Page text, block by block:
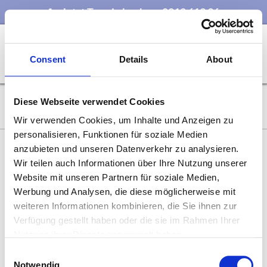
Consent Details About
Diese Webseite verwendet Cookies
Wir verwenden Cookies, um Inhalte und Anzeigen zu
personalisieren, Funktionen für soziale Medien
anzubieten und unseren Datenverkehr zu analysieren.
Wir teilen auch Informationen über Ihre Nutzung unserer
Website mit unseren Partnern für soziale Medien,
Werbung und Analysen, die diese möglicherweise mit
weiteren Informationen kombinieren, die Sie ihnen zur
Verfügung gestellt haben oder die sie im Rahmen Ihrer
Jetzt Termin buchen: 0212 613 96​
TERMIN
BUCHEN
Autor:adminnw
Behandlungen
IPL
Elektroepilation
Rechtliches
Impressum
Datenschutz
Kontakt
Bonner Straße 287
cosmetics.de